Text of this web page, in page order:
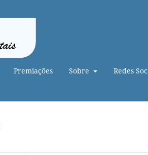
Premiações Sobre Redes